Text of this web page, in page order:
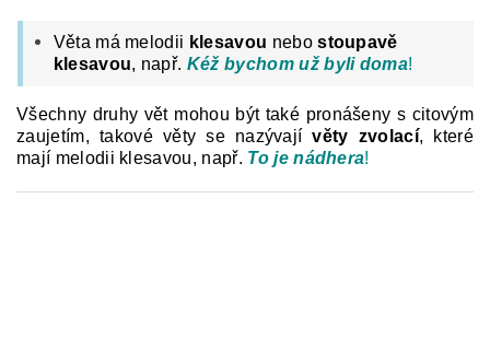
Věta má melodii klesavou nebostoupavě
klesavou, např. Kéž bychom už byli doma!
Všechny druhy vět mohou být také pronášeny s citovým
zaujetím, takové věty se nazývajívěty zvolací, které
mají melodii klesavou, např. To je nádhera!